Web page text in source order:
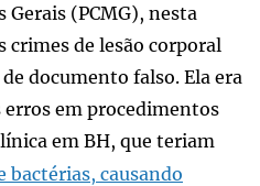
Gerais (PCMG), nesta
de lesão corporal
documento falso. Ela era
em procedimentos
em BH, que teriam
bactérias, causando